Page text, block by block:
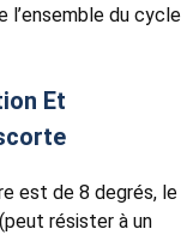
l’ensemble du cycle
Et
est de 8 degrés, le
résister à un